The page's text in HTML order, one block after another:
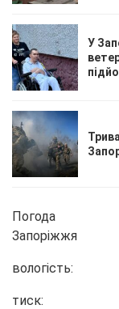
У
Погода
Запоріжжя
вологість:
тиск: